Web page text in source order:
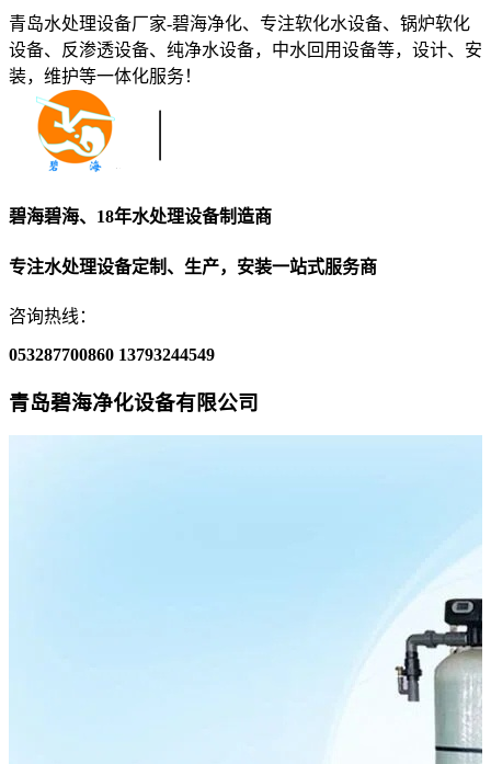
青岛水处理设备厂家-碧海净化、专注软化水设备、锅炉软化
设备、反渗透设备、纯净水设备，中水回用设备等，设计、安
装，维护等一体化服务！
碧海碧海、18年水处理设备制造商
专注水处理设备定制、生产，安装一站式服务商
咨询热线：
053287700860 13793244549
青岛碧海净化设备有限公司